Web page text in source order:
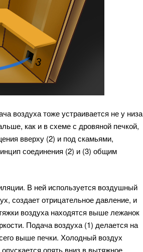
воздуха тоже устраивается не у низа
как и в схеме с дровяной печкой,
вверху (2) и под скамьями,
соединения (2) и (3) общим
В ней используется воздушный
создает отрицательное давление, и
воздуха находятся выше лежанок
Подача воздуха (1) делается на
выше печки. Холодный воздух
опять вниз в вытяжное